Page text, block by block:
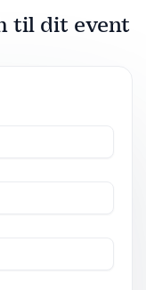
til dit event